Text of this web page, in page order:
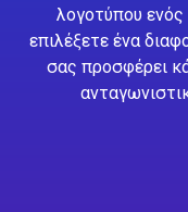
λογοτύπου ενός
επιλέξετε ένα
σας προσφέρει